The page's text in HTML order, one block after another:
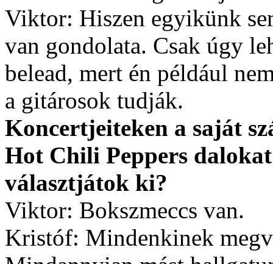
Viktor: Hiszen egyikünk
van gondolata. Csak úgy
belead, mert én például
a gitárosok tudják.
Koncertjeiteken a saját
Hot Chili Peppers
választjátok ki?
Viktor: Bokszmeccs van.
Kristóf: Mindenkinek